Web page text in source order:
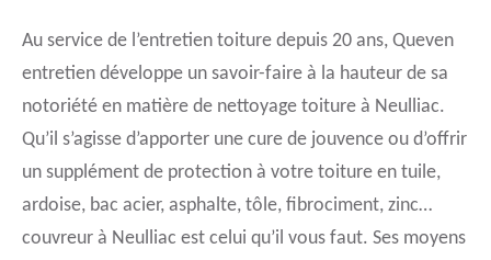
Au service de l’entretien toiture depuis 20 ans, Queven
entretien développe un savoir-faire à la hauteur de sa
notoriété en matière de nettoyage toiture à Neulliac.
Qu’il s’agisse d’apporter une cure de jouvence ou d’offrir
un supplément de protection à votre toiture en tuile,
ardoise, bac acier, asphalte, tôle, fibrociment, zinc…
couvreur à Neulliac est celui qu’il vous faut. Ses moyens